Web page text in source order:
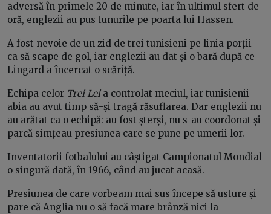
adversă în primele 20 de minute, iar în ultimul sfert de
oră, englezii au pus tunurile pe poarta lui Hassen.
A fost nevoie de un zid de trei tunisieni pe linia porții
ca să scape de gol, iar englezii au dat și o bară după ce
Lingard a încercat o scăriță.
Echipa celor Trei Leia controlat meciul, iar tunisienii
abia au avut timp să-și tragă răsuflarea. Dar englezii nu
au arătat ca o echipă: au fost șterși, nu s-au coordonat și
parcă simțeau presiunea care se pune pe umerii lor.
Inventatorii fotbalului au câștigat Campionatul Mondial
o singură dată, în 1966, când au jucat acasă.
Presiunea de care vorbeam mai sus începe să usture și
pare că Anglia nu o să facă mare brânză nici la